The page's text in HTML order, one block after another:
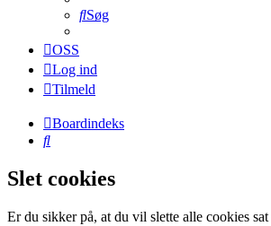
Søg
OSS
Log ind
Tilmeld
Boardindeks
Søg
Slet cookies
Er du sikker på, at du vil slette alle cookies